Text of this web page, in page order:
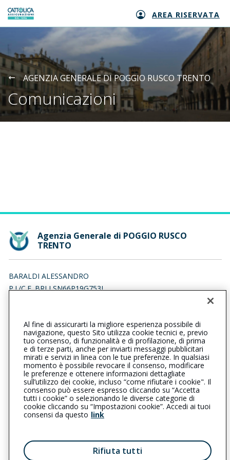
Generali logo AREA RISERVATA
AGENZIA GENERALE DI POGGIO RUSCO TRENTO
Comunicazioni
Agenzia Generale di POGGIO RUSCO
TRENTO
BARALDI ALESSANDRO
P.I./C.F. BRLLSN66P19G753I
0386734328 0386734328
poggioruscotrento@cattolica.it
alessandrobaraldi@pec.it
L’intermediario è soggetto al controllo dell’IVASS. Consulta il
Registro RUI al seguentelink
Privacy | Cookie |
Il Gruppo Generali
Al fine di assicurarti la migliore esperienza possibile di
navigazione, questo Sito utilizza cookie tecnici e, previo
tuo consenso, di funzionalità e di profilazione, di prima
e di terze parti, anche per inviarti messaggi pubblicitari
mirati e servizi in linea con le tue preferenze. In qualsiasi
momento è possibile revocare il consenso, modificare
le preferenze e ottenere informazioni dettagliate
sull’utilizzo dei cookie, incluso “come rifiutare i cookie". Il
consenso può essere espresso cliccando su “Accetta
tutti i cookie” o selezionando le diverse categorie di
cookie cliccando su “Impostazioni cookie”. Accedi ai tuoi
consensi da questo link
Rifiuta tutti